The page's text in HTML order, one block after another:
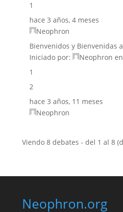
1
hace 3 años, 4 meses
Neophron
Bienvenidos y Bienvenidas
Iniciado por:
Neophron
1
2
hace 3 años, 11 meses
Neophron
Viendo 8 debates - del 1 al 8
Neophron.org